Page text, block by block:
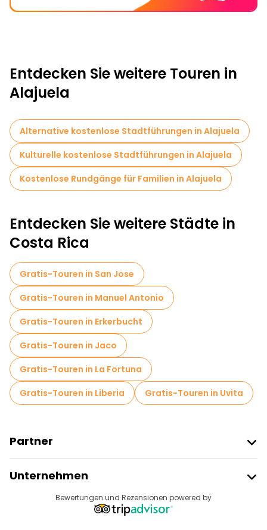
Entdecken Sie weitere Touren in
Alajuela
Alternative kostenlose Stadtführungen in Alajuela
Kulturelle kostenlose Stadtführungen in Alajuela
Kostenlose Rundgänge für Familien in Alajuela
Entdecken Sie weitere Städte in
Costa Rica
Gratis-Touren in San Jose
Gratis-Touren in Manuel Antonio
Gratis-Touren in Erkerbucht
Gratis-Touren in Jaco
Gratis-Touren in La Fortuna
Gratis-Touren in Liberia
Gratis-Touren in Uvita
Partner
Anbieter-Anmeldung
Affiliate-Programm
Unternehmen
ReisezieleBewertungen und Rezensionen powered by